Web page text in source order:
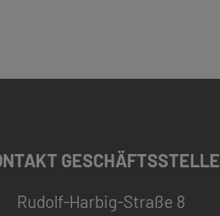
GESCHÄFTSSTELLE
Rudolf-Harbig-Straße 8